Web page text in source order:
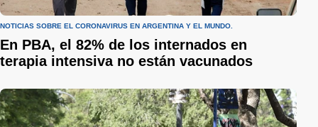
NOTICIAS SOBRE EL CORONAVIRUS EN ARGENTINA Y EL MUNDO.
En PBA, el 82% de los internados en
terapia intensiva no están vacunados